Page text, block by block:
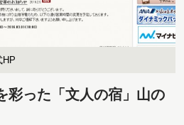
HP
彩った「文人の宿」山の